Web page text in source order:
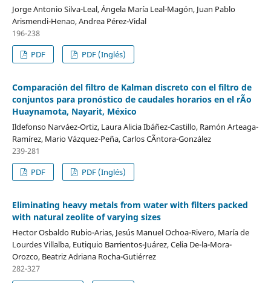
Jorge Antonio Silva-Leal, Ángela María Leal-Magón, Juan Pablo
Arismendi-Henao, Andrea Pérez-Vidal
196-238
PDF
PDF (Inglés)
Comparación del filtro de Kalman discreto con el filtro de
conjuntos para pronóstico de caudales horarios en el rÃ­o
Huaynamota, Nayarit, México
Ildefonso Narváez-Ortiz, Laura Alicia Ibáñez-Castillo, Ramón Arteaga-
Ramírez, Mario Vázquez-Peña, Carlos CÃ­ntora-González
239-281
PDF
PDF (Inglés)
Eliminating heavy metals from water with filters packed
with natural zeolite of varying sizes
Hector Osbaldo Rubio-Arias, Jesús Manuel Ochoa-Rivero, María de
Lourdes Villalba, Eutiquio Barrientos-Juárez, Celia De-la-Mora-
Orozco, Beatriz Adriana Rocha-Gutiérrez
282-327